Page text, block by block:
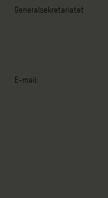
Generalsekretariatet
E-mail: